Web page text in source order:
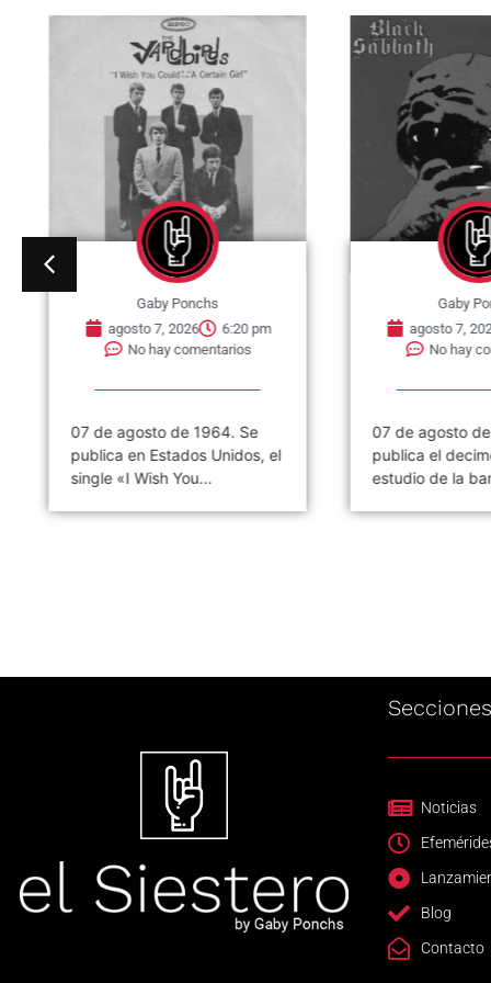
Gaby Ponchs
agosto 7, 2026
6:20 pm
No hay comentarios
07 de agosto de 1964. Se
publica en Estados Unidos, el
single «I Wish You...
Gaby
agosto 7,
No hay
07 de agosto de
publica el
estudio de la
Secciones
Noticias
Blog
Contacto